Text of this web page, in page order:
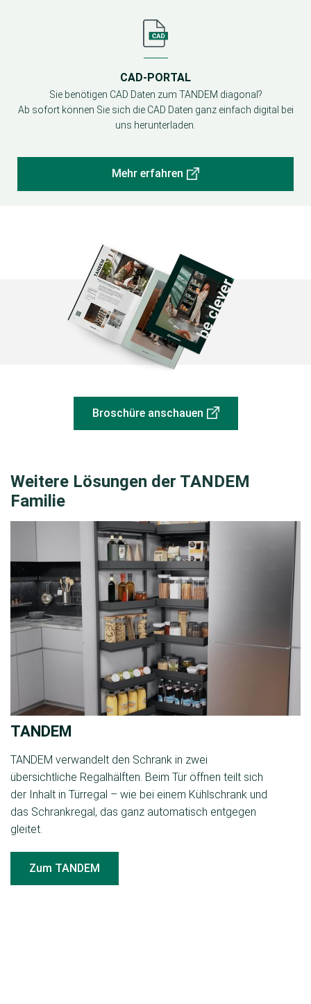
CAD-PORTAL
Sie benötigen CAD Daten zum TANDEM diagonal?
Ab sofort können Sie sich die CAD Daten ganz einfach digital bei
uns herunterladen.
Mehr erfahren
Broschüre anschauen
Weitere Lösungen der TANDEM
Familie
TANDEM
TANDEM verwandelt den Schrank in zwei
übersichtliche Regalhälften. Beim Tür öffnen teilt sich
der Inhalt in Türregal – wie bei einem Kühlschrank und
das Schrankregal, das ganz automatisch entgegen
gleitet.
Zum TANDEM